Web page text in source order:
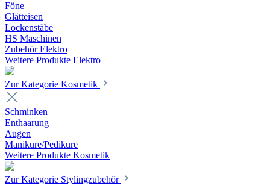
Föne
Glätteisen
Lockenstäbe
HS Maschinen
Zubehör Elektro
Weitere Produkte Elektro
Zur Kategorie Kosmetik
Schminken
Enthaarung
Augen
Manikure/Pedikure
Weitere Produkte Kosmetik
Zur Kategorie Stylingzubehör